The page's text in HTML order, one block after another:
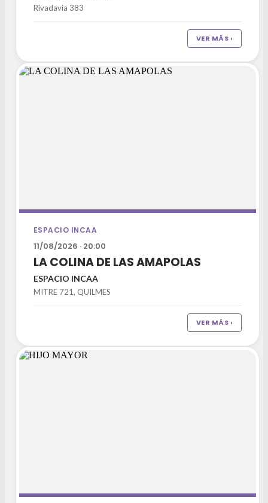
Rivadavia 383
VER MÁS ›
ESPACIO INCAA
11/08/2026 · 20:00
LA COLINA DE LAS AMAPOLAS
ESPACIO INCAA
MITRE 721, QUILMES
VER MÁS ›